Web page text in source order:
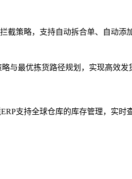
策略，支持自动拆合单、自动
与最优拣货路径规划，实现高效发
支持全球仓库的库存管理，实